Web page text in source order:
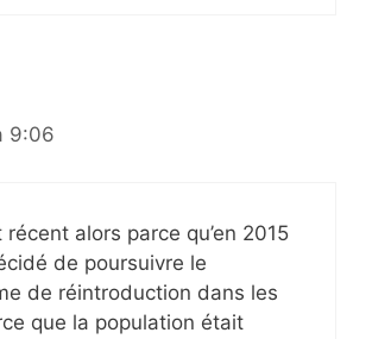
9:06
récent alors parce qu’en 2015
de poursuivre le
de réintroduction dans les
que la population était